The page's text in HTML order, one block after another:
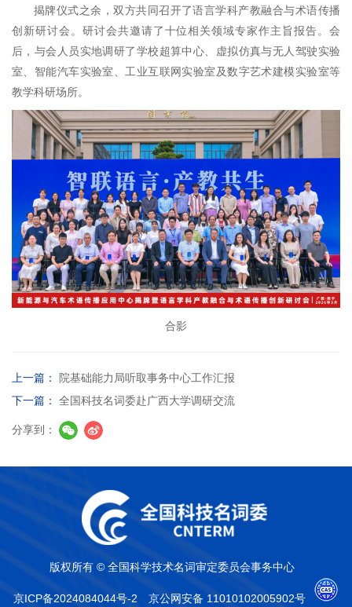
揭牌仪式之余，双方共同召开了语言学科产教融合与术语传播
创新研讨会。研讨会共邀请了十位相关领域专家作主旨报告。会
后，与会人员实地调研了学校超算中心、虚拟仿真与无人驾驶实验
室、智能汽车实验室、工业互联网实验室及数字艺术建模实验室等
教学科研场所。
合影
上一篇：
院基础能力局听取事务中心工作汇报
下一篇：
全国科技名词委赴广西大学调研交流
分享到：
版权所有 © 全国科学技术名词审定委员会事务中心
京ICP备2024084044号-2 京公网安备 11010102005902号